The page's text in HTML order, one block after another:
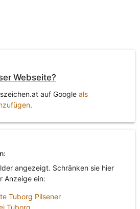
Webseite?
auf Google als
.
angezeigt. Schränken sie hier
Anzeige ein:
Tuborg Pilsener
Tuborg